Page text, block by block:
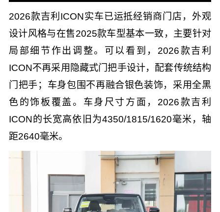
2026款吉利ICON实车已运抵经销商门店，外观
设计风格与在售2025款车型基本一致，主要针对
局部细节作出调整。可以看到，2026款吉利
ICON不再采用隐藏式门把手设计，配套传统结构
门把手；车身包围不再融合银色装饰，采用全黑
色的饰板覆盖。车身尺寸方面，2026款吉利
ICON的长宽高依旧为4350/1815/1620毫米，轴
距2640毫米。